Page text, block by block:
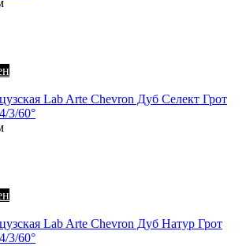
Lab Arte Chevron Дуб Селект Грот
3/60°
Lab Arte Chevron Дуб Натур Грот
3/60°